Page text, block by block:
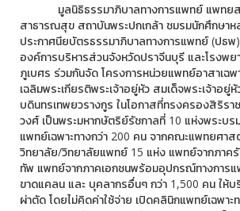
มูลนิธิธรรมาภิบาลทางการแพทย์ แพทยสภ
สาธารณสุข สถาบันพระปกเกล้า ชมรมนักศึกษา
ประกาศนียบัตรธรรมาภิบาลทางการแพทย์ (ปธ
องค์การบริหารส่วนจังหวัดปราจีนบุรี และโรงพย
ภูเบศร ร่วมกันจัด โครงการหน่วยแพทย์อาสาเฉพ
เฉลิมพระเกียรติพระเจ้าอยู่หัว สมเด็จพระเจ้าอยู่
บดินทรเทพยวรางกูร ในโอกาสที่ทรงครองสิริร
วงศ์ เป็นพระมหากษัตริย์รัชกาลที่ 10 แห่งพระบร
แพทย์เฉพาะทางกว่า 200 คน จากคณะแพทยศา
วิทยาลัย/วิทยาลัยแพทย์ 15 แห่ง แพทย์จากภาค
ทัพ แพทย์จากภาคเอกชนพร้อมอุปกรณ์ทางการ
ขาดแคลน และ บุคลากรอื่นๆ กว่า 1,500 คน ให้บ
ผ่าตัด โดยไม่คิดค่าใช้จ่าย เปิดคลินิกแพทย์เฉพาะ